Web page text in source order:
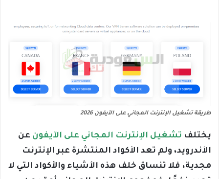
طريقة تشغيل الإنترنت المجاني على الآيفون 2026
يختلف تشغيل الإنترنت المجاني على الآيفون عن
الأندرويد، ولم تعد الأكواد المنتشرة عبر الإنترنت
مجدية، فلا تنساق خلف هذه الأشياء والأكواد التي لا